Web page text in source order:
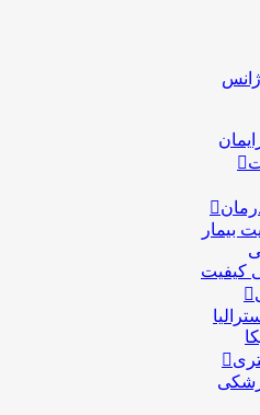
بيمار
کيفيت